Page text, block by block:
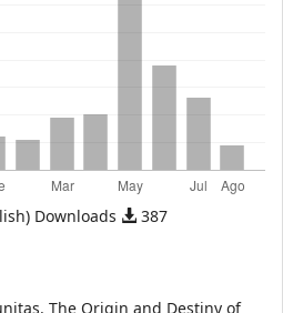
Downloads 387
The Origin and Destiny of